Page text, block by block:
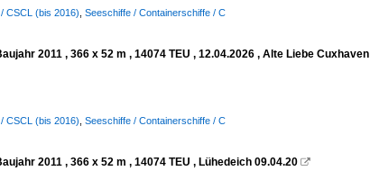
CSCL (bis 2016) Seeschiffe / Containerschiffe / C
2011 , 366 x 52 m , 14074 TEU , 12.04.2026 , Alte Liebe Cuxhaven
CSCL (bis 2016) Seeschiffe / Containerschiffe / C
2011 , 366 x 52 m , 14074 TEU , Lühedeich 09.04.20 